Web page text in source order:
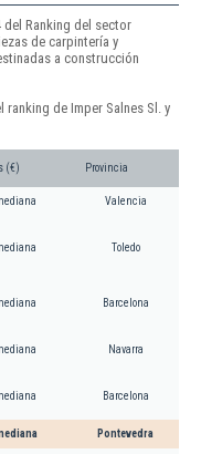
del Ranking del sector
de carpintería y
a construcción
de Imper Salnes Sl. y
(€) Provincia
Valencia
Toledo
Barcelona
Navarra
Barcelona
Pontevedra